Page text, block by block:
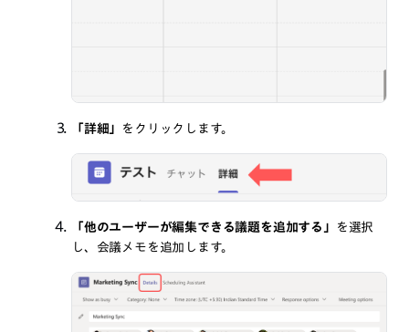
「詳細」 をクリックします。
「他のユーザーが編集できる議題を追加する」
を選択
し、会議メモを追加します。